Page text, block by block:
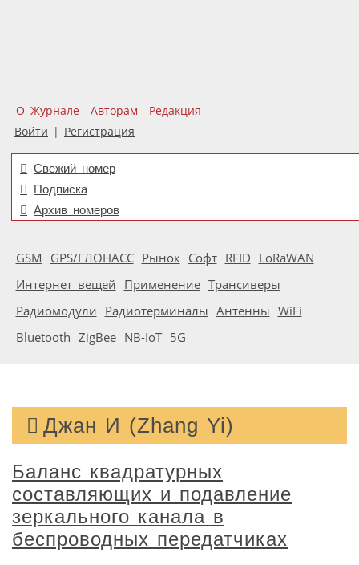
О Журнале Авторам
Редакция
Войти | Регистрация
Свежий номер
Подписка
Архив номеров
GSM GPS/ГЛОНАСС Рынок Софт RFID LoRaWAN
Интернет вещей Применение Трансиверы
Радиомодули Радиотерминалы Антенны WiFi
Bluetooth ZigBee NB-IoT 5G
Джан И (Zhang Yi)
Баланс квадратурных
составляющих и подавление
зеркального канала в
беспроводных передатчиках